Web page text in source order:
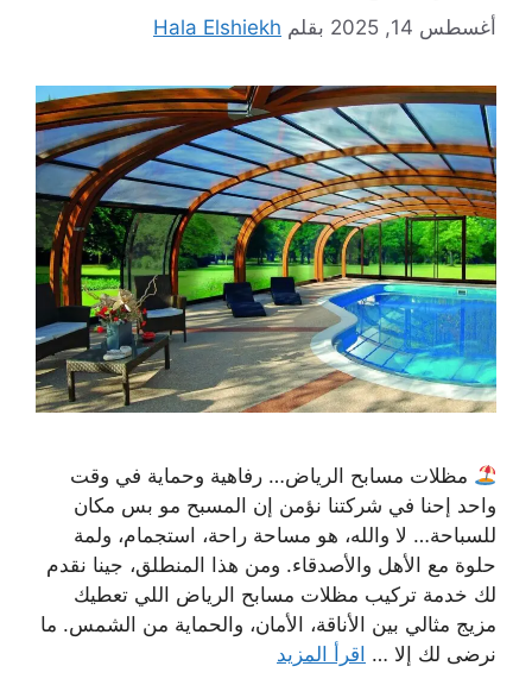
أغسطس 14, 2025 بقلم Hala Elshiekh
مظلات مسابح الرياض… رفاهية وحماية في وقت
واحد إحنا في شركتنا نؤمن إن المسبح مو بس مكان
للسباحة… لا والله، هو مساحة راحة، استجمام، ولمة
حلوة مع الأهل والأصدقاء. ومن هذا المنطلق، جينا نقدم
لك خدمة تركيب مظلات مسابح الرياض اللي تعطيك
مزيج مثالي بين الأناقة، الأمان، والحماية من الشمس. ما
نرضى لك إلا … اقرأ المزيد